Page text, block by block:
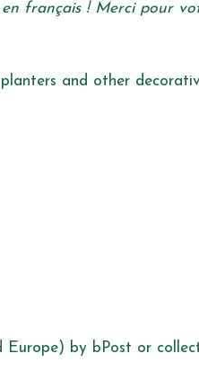
français ! Merci pour
and other
Europe) by bPost or